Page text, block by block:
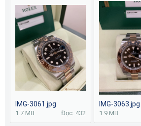
IMG-3061.jpg
1.7 MB Đọc: 432
IMG-3063.jpg
1.9 MB